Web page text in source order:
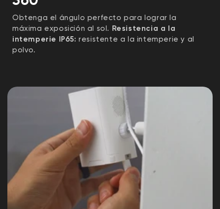
Obtenga el ángulo perfecto para lograr la
máxima exposición al sol. Resistencia a la
intemperie IP65: resistente a la intemperie y al
polvo.